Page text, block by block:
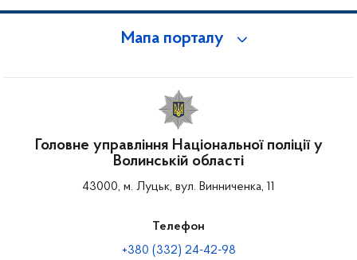
Мапа порталу
Головне управління Національної поліції у
Волинській області
43000, м. Луцьк, вул. Винниченка, 11
Телефон
+380 (332) 24-42-98